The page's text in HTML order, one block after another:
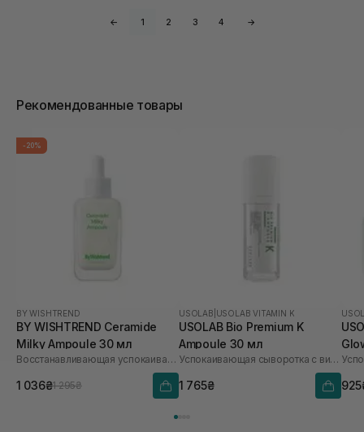
← 1 2 3 4 →
Рекомендованные товары
-20%
BY WISHTREND
BY WISHTREND Ceramide
Milky Ampoule 30 мл
Восстанавливающая успокаивающая ампула для лица
1 036₴1 295₴
USOLAB USOLAB VITAMIN K
USOLAB Bio Premium K
Ampoule 30 мл
Успокаивающая сыворотка с витамином K
1 765₴